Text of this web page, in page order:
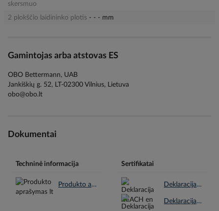
skersmuo
2 plokščio laidininko plotis - - - mm
Gamintojas arba atstovas ES
OBO Bettermann, UAB
Jankiškių g. 52, LT-02300 Vilnius, Lietuva
obo@obo.lt
Dokumentai
Techninė informacija
Produkto aprašymas lt.pdf
Sertifikatai
Deklaracija REACH en.pdf
Deklaracija RoHS en.pdf